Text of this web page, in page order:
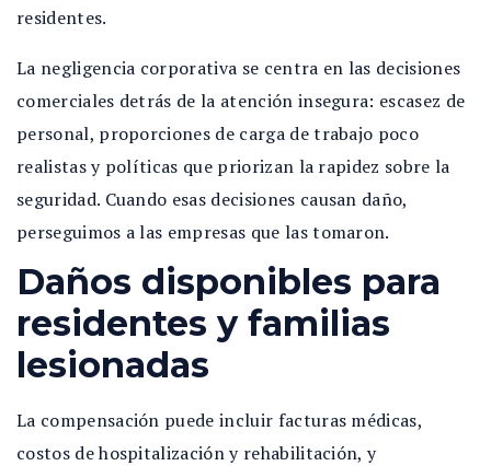
residentes.
La negligencia corporativa se centra en las decisiones
comerciales detrás de la atención insegura: escasez de
personal, proporciones de carga de trabajo poco
realistas y políticas que priorizan la rapidez sobre la
seguridad. Cuando esas decisiones causan daño,
perseguimos a las empresas que las tomaron.
Daños disponibles para
residentes y familias
lesionadas
La compensación puede incluir facturas médicas,
costos de hospitalización y rehabilitación, y